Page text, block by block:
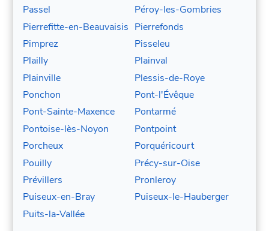
Passel
Péroy-les-Gombries
Pierrefitte-en-Beauvaisis Pierrefonds
Pimprez
Pisseleu
Plailly
Plainval
Plainville
Plessis-de-Roye
Ponchon
Pont-l'Évêque
Pont-Sainte-Maxence
Pontarmé
Pontoise-lès-Noyon
Pontpoint
Porcheux
Porquéricourt
Pouilly
Précy-sur-Oise
Prévillers
Pronleroy
Puiseux-en-Bray
Puiseux-le-Hauberger
Puits-la-Vallée